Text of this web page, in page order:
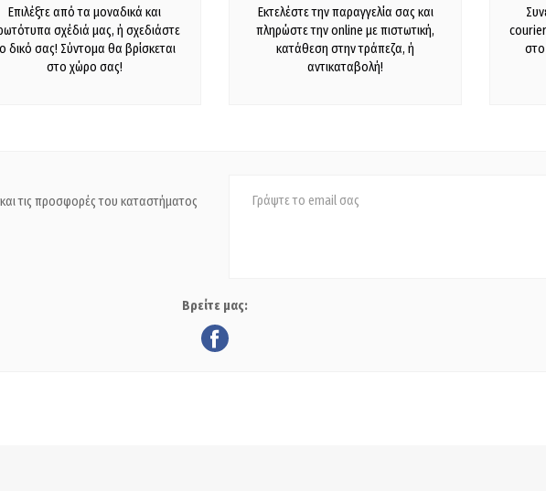
Επιλέξτε από τα μοναδικά και
σχέδιά μας, ή σχεδιάστε
δικό σας! Σύντομα θα βρίσκεται
στο χώρο σας!
Εκτελέστε την παραγγελία σας και
πληρώστε την online με πιστωτική,
κατάθεση στην τράπεζα, ή
αντικαταβολή!
και τις προσφορές του καταστήματος
Βρείτε μας: